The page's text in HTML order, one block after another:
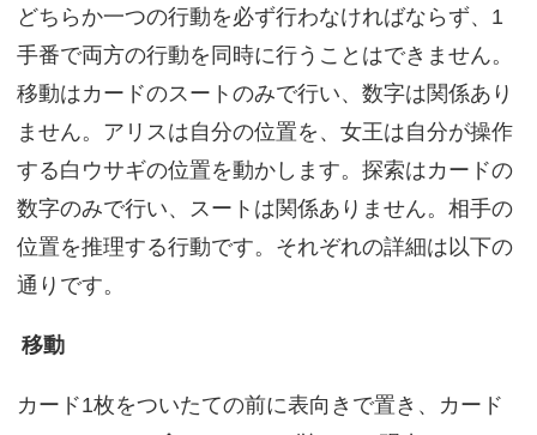
どちらか一つの行動を必ず行わなければならず、1
手番で両方の行動を同時に行うことはできません。
移動はカードのスートのみで行い、数字は関係あり
ません。アリスは自分の位置を、女王は自分が操作
する白ウサギの位置を動かします。探索はカードの
数字のみで行い、スートは関係ありません。相手の
位置を推理する行動です。それぞれの詳細は以下の
通りです。
移動
カード1枚をついたての前に表向きで置き、カード